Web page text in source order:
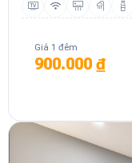
Giá 1 đêm
900.000 ₫